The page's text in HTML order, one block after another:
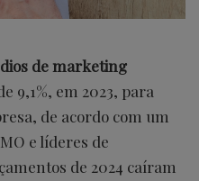
de marketing
9,1%, em 2023, para
de acordo com um
e líderes de
de 2024 caíram